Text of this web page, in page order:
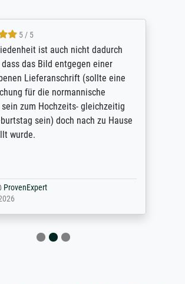
5 / 5
ist auch nicht dadurch
das Bild entgegen einer
Lieferanschrift (sollte eine
für die normannische
sein zum Hochzeits- gleichzeitig
sein) doch nach zu Hause
wurde.
ProvenExpert